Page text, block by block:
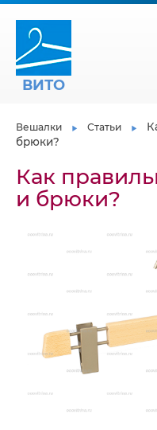
ВИТО
Вешалки Статьи
брюки?
Как
и брюки?